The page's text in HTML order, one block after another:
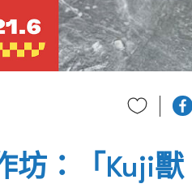
坊：「Kuji獸